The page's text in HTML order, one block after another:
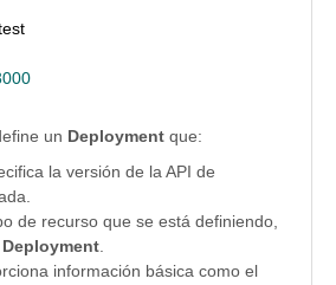
un Deployment que:
la versión de la API de
de recurso que se está definiendo,
Deployment
información básica como el